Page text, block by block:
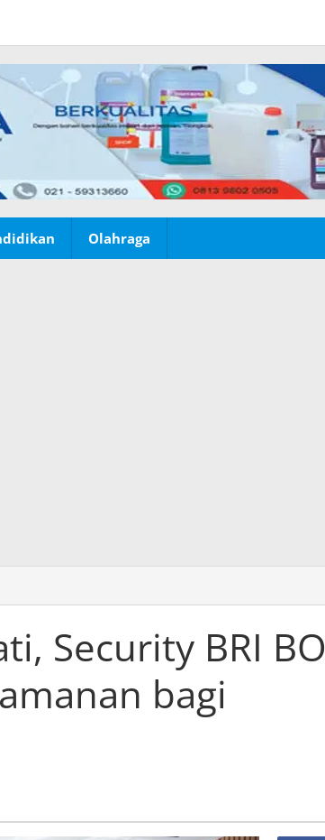
Olahraga
Security BRI BO
bagi